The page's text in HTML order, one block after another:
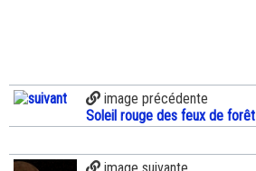
image précédente
Soleil rouge des feux de forêt